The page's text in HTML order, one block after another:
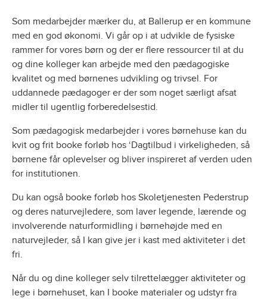
Som medarbejder mærker du, at Ballerup er en kommune
med en god økonomi. Vi går op i at udvikle de fysiske
rammer for vores børn og der er flere ressourcer til at du
og dine kolleger kan arbejde med den pædagogiske
kvalitet og med børnenes udvikling og trivsel. For
uddannede pædagoger er der som noget særligt afsat
midler til ugentlig forberedelsestid.
Som pædagogisk medarbejder i vores børnehuse kan du
kvit og frit booke forløb hos ‘Dagtilbud i virkeligheden, så
børnene får oplevelser og bliver inspireret af verden uden
for institutionen.
Du kan også booke forløb hos Skoletjenesten Pederstrup
og deres naturvejledere, som laver legende, lærende og
involverende naturformidling i børnehøjde med en
naturvejleder, så I kan give jer i kast med aktiviteter i det
fri.
Når du og dine kolleger selv tilrettelægger aktiviteter og
lege i børnehuset, kan I booke materialer og udstyr fra